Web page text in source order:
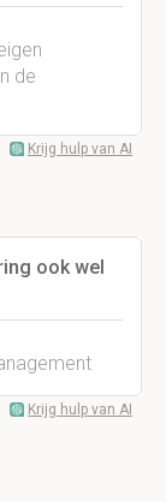
de
Krijg hulp van AI
ook wel
Krijg hulp van AI